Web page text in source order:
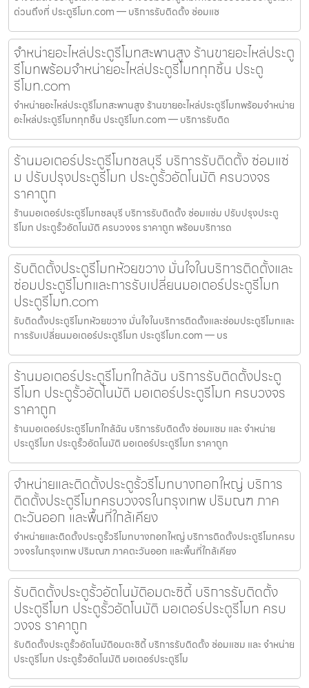
ด่วนถึงที่ ประตูรีโมท.com — บริการรับติดตั้ง ซ่อมแซ
จำหน่ายอะไหล่ประตูรีโมทสะพานสูง ร้านขายอะไหล่ประตู
รีโมทพร้อมจำหน่ายอะไหล่ประตูรีโมททุกชิ้น ประตู
รีโมท.com
จำหน่ายอะไหล่ประตูรีโมทสะพานสูง ร้านขายอะไหล่ประตูรีโมทพร้อมจำหน่าย
อะไหล่ประตูรีโมททุกชิ้น ประตูรีโมท.com — บริการรับติด
ร้านมอเตอร์ประตูรีโมทชลบุรี บริการรับติดตั้ง ซ่อมแซ่
ม ปรับปรุงประตูรีโมท ประตูรั้วอัตโนมัติ ครบวงจร
ราคาถูก
ร้านมอเตอร์ประตูรีโมทชลบุรี บริการรับติดตั้ง ซ่อมแซ่ม ปรับปรุงประตู
รีโมท ประตูรั้วอัตโนมัติ ครบวงจร ราคาถูก พร้อมบริการด
รับติดตั้งประตูรีโมทห้วยขวาง มั่นใจในบริการติดตั้งและ
ซ่อมประตูรีโมทและการรับเปลี่ยนมอเตอร์ประตูรีโมท
ประตูรีโมท.com
รับติดตั้งประตูรีโมทห้วยขวาง มั่นใจในบริการติดตั้งและซ่อมประตูรีโมทและ
การรับเปลี่ยนมอเตอร์ประตูรีโมท ประตูรีโมท.com — บร
ร้านมอเตอร์ประตูรีโมทใกล้ฉัน บริการรับติดตั้งประตู
รีโมท ประตูรั้วอัตโนมัติ มอเตอร์ประตูรีโมท ครบวงจร
ราคาถูก
ร้านมอเตอร์ประตูรีโมทใกล้ฉัน บริการรับติดตั้ง ซ่อมแซม และ จำหน่าย
ประตูรีโมท ประตูรั้วอัตโนมัติ มอเตอร์ประตูรีโมท ราคาถูก
จำหน่ายและติดตั้งประตูรั้วรีโมทบางกอกใหญ่ บริการ
ติดตั้งประตูรีโมทครบวงจรในกรุงเทพ ปริมณฑ ภาค
ตะวันออก และพื้นที่ใกล้เคียง
จำหน่ายและติดตั้งประตูรั้วรีโมทบางกอกใหญ่ บริการติดตั้งประตูรีโมทครบ
วงจรในกรุงเทพ ปริมณฑ ภาคตะวันออก และพื้นที่ใกล้เคียง
รับติดตั้งประตูรั้วอัตโนมัติอมตะซิตี้ บริการรับติดตั้ง
ประตูรีโมท ประตูรั้วอัตโนมัติ มอเตอร์ประตูรีโมท ครบ
วงจร ราคาถูก
รับติดตั้งประตูรั้วอัตโนมัติอมตะซิตี้ บริการรับติดตั้ง ซ่อมแซม และ จำหน่าย
ประตูรีโมท ประตูรั้วอัตโนมัติ มอเตอร์ประตูรีโม